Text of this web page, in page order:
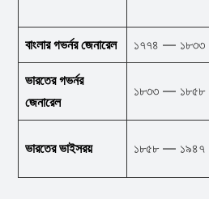
বাংলার গভর্নর জেনারেল ১৭৭৪ — ১৮৩৩
ভারতের গভর্নর
জেনারেল
১৮৩৩ — ১৮৫৮
ভারতের ভাইসরয় ১৮৫৮ — ১৯৪৭